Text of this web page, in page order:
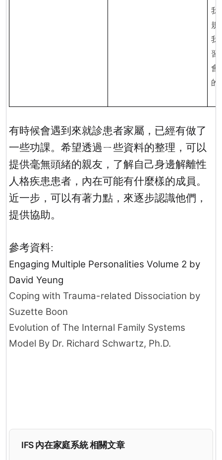
我
規
我
習
會
的
有時候會遇到來就診患者家屬，已經有做了
一些功課。希望透過ㄧ些資料的整理，可以
提供毫無頭緒的親友，了解自己身邊解離性
人格疾患患者，內在可能有什麼樣的成員。
近一步，可以有著力點，來逐步認識他們，
提供協助。
參考資料:
Engaging Multiple Personalities Volume 2 by
David Yeung
Coping with Trauma-related Dissociation by
Suzette Boon
Evolution of The Internal Family Systems
Model By Dr. Richard Schwartz, Ph.D.
IFS 內在家庭系統 相關文章